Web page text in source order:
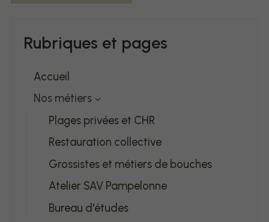
Rubriques et pages
Accueil
Nos métiers
Plages privées et CHR
Restauration collective
Grossistes et métiers de bouches
Atelier SAV Pampelonne
Bureau d'études